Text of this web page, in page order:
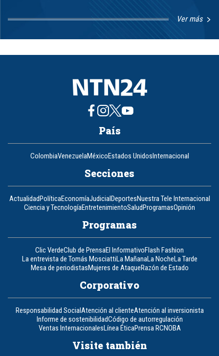
Ver más
1
8
País
ColombiaVenezuelaMéxicoEstados UnidosInternacional
Secciones
ActualidadPolíticaEconomíaJudicialDeportesNuestra Tele Internacional
Ciencia y TecnologíaEntretenimientoSaludProgramasOpinión
Programas
Clic VerdeClub de PrensaEl InformativoFlash Fashion
La entrevista de Tomás MosciattiLa MañanaLa NocheLa Tarde
Mesa de periodistasMujeres de AtaqueRazón de Estado
Corporativo
Responsabilidad SocialAtención al clienteAtención al inversionista
Informe de sostenibilidadCódigo de autorregulación
Ventas InternacionalesLínea ÉticaPrensa RCNOBA
Visite también